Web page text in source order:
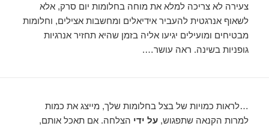
צעירה לא צריכה למלא את מוחה בחלומות יום סרק, אלא
לשאוף אנרגטית להעביר אידיאלים ומחשבות אצילים, וחלומות
מבטיחים ומועילים יגיעו אליה בזמן שהיא תחזיר אנרגיות
גופניות בשינה. ראה עושר….
…לראות כמויות של בצל בחלומות שלך, מייצג את כמות
למרות הקנאה שתפגוש,על ידי הצלחה. אם תאכל אותם,